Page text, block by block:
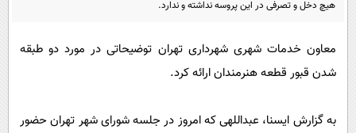
اخبار کریپتو
مجله تصویری سلاح
ورزش
سرگرمی
خواندنی ها و دیدنی ها
آموزش زبان
هیچ دخل و تصرفی در این پروسه نداشته و ندارد.
معاون خدمات شهری شهرداری تهران توضیحاتی در مورد دو طبقه
شدن قبور قطعه هنرمندان ارائه کرد.
به گزارش ایسنا، عبداللهی که امروز در جلسه شورای شهر تهران حضور